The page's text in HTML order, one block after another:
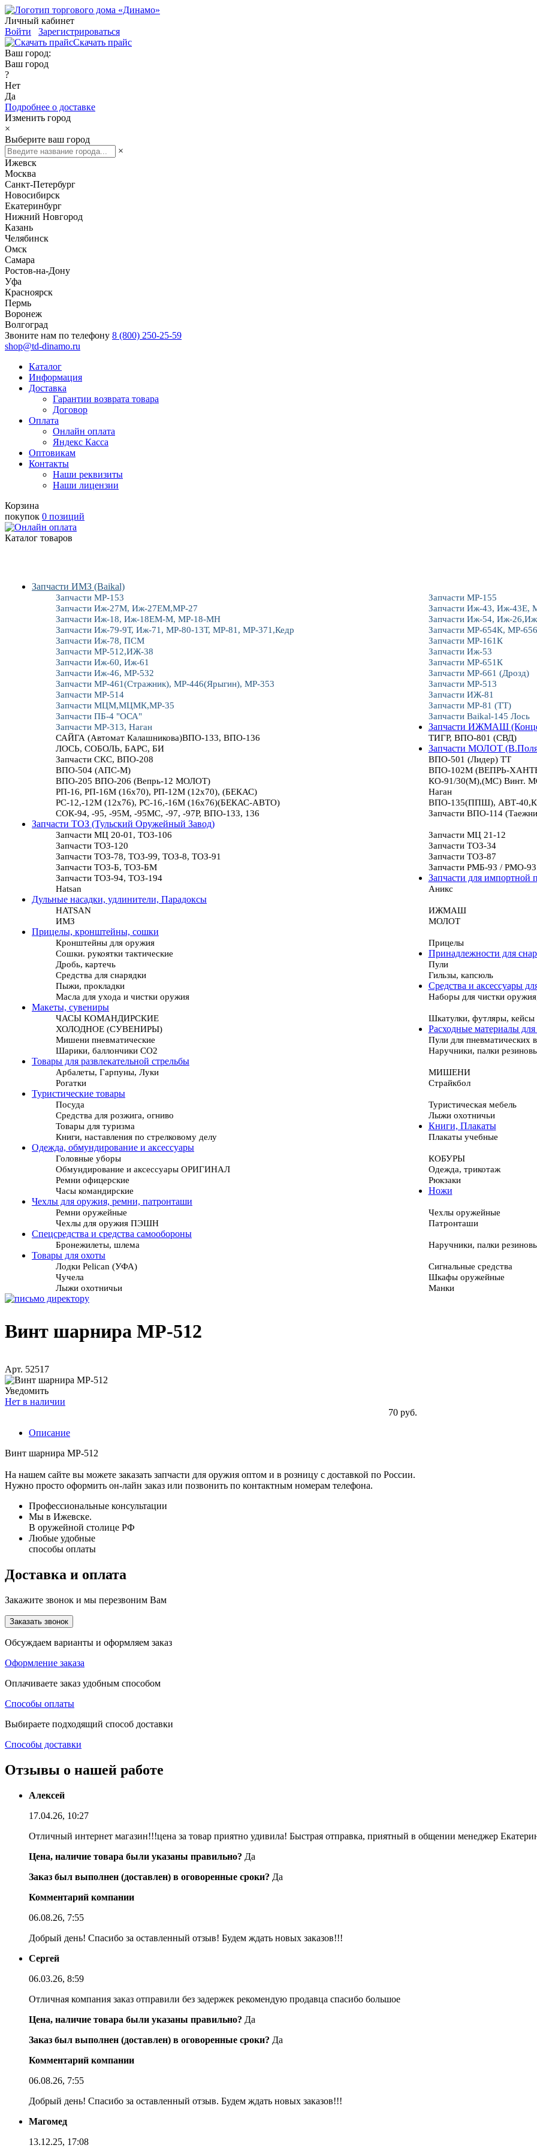
Личный кабинет
Войти
Зарегистрироваться
Скачать прайс
Ваш город:
Ваш город
?
Нет
Да
Подробнее о доставке
Изменить город
×
Выберите ваш город
×
Ижевск
Москва
Санкт-Петербург
Новосибирск
Екатеринбург
Нижний Новгород
Казань
Челябинск
Омск
Самара
Ростов-на-Дону
Уфа
Красноярск
Пермь
Воронеж
Волгоград
Звоните нам по телефону 8 (800) 250-25-59
shop@td-dinamo.ru
Каталог
Информация
Доставка
Гарантии возврата товара
Договор
Оплата
Онлайн оплата
Яндекс Касса
Оптовикам
Контакты
Наши реквизиты
Наши лицензии
Корзина
покупок 0 позиций
Каталог товаров
Запчасти ИМЗ (Baikal)
Запчасти МР-153
Запчасти МР-155
Запчасти Иж-27М, Иж-27ЕМ,МР-27
Запчасти Иж-43, Иж-43Е,
Запчасти Иж-18, Иж-18ЕМ-М, МР-18-МН
Запчасти Иж-54, Иж-
Запчасти Иж-79-9Т, Иж-71, МР-80-13Т, МР-81, МР-371,Кедр
Запчасти МР-654К, МР-
Запчасти Иж-78, ПСМ
Запчасти МР-161К
Запчасти МР-512,ИЖ-38
Запчасти Иж-53
Запчасти Иж-60, Иж-61
Запчасти МР-651К
Запчасти Иж-46, МР-532
Запчасти МР-661 (Дрозд)
Запчасти МР-461(Стражник), МР-446(Ярыгин), МР-353
Запчасти МР-513
Запчасти МР-514
Запчасти ИЖ-81
Запчасти МЦМ,МЦМК,МР-35
Запчасти МР-81 (ТТ)
Запчасти ПБ-4 "ОСА"
Запчасти Baikal-145 Лось
Запчасти МР-313, Наган
Запчасти ИЖМАШ
САЙГА (Автомат Калашникова)ВПО-133, ВПО-136
ТИГР, ВПО-801 (СВД)
ЛОСЬ, СОБОЛЬ, БАРС, БИ
Запчасти МОЛОТ
Запчасти СКС, ВПО-208
ВПО-501 (Лидер) ТТ
ВПО-504 (АПС-М)
ВПО-102М (ВЕПРЬ-
ВПО-205 ВПО-206 (Вепрь-12 МОЛОТ)
КО-91/30(М),(МС) Винт.
РП-16, РП-16М (16х70), РП-12М (12х70), (БЕКАС)
Наган
РС-12,-12М (12х76), РС-16,-16М (16х76)(БЕКАС-АВТО)
ВПО-135(ППШ), АВТ-
СОК-94, -95, -95М, -95МС, -97, -97Р, ВПО-133, 136
Запчасти ВПО-114
Запчасти ТОЗ (Тульский Оружейный Завод)
Запчасти МЦ 20-01, ТОЗ-106
Запчасти МЦ 21-12
Запчасти ТОЗ-120
Запчасти ТОЗ-34
Запчасти ТОЗ-78, ТОЗ-99, ТОЗ-8, ТОЗ-91
Запчасти ТОЗ-87
Запчасти ТОЗ-Б, ТОЗ-БМ
Запчасти РМБ-93 / РМО-93
Запчасти ТОЗ-94, ТОЗ-194
Запчасти для импортной
Hatsan
Аникс
Дульные насадки, удлинители, Парадоксы
HATSAN
ИЖМАШ
ИМЗ
МОЛОТ
Прицелы, кронштейны, сошки
Кронштейны для оружия
Прицелы
Сошки. рукоятки тактические
Принадлежности для
Дробь, картечь
Пули
Средства для снарядки
Гильзы, капсюль
Пыжи, прокладки
Средства и аксессуары
Масла для ухода и чистки оружия
Наборы для чистки
Макеты, сувениры
ЧАСЫ КОМАНДИРСКИЕ
Шкатулки, футляры, кейсы
ХОЛОДНОЕ (СУВЕНИРЫ)
Расходные материалы
Мишени пневматические
Пули для пневматических
Шарики, баллончики СО2
Наручники, палки
Товары для развлекательной стрельбы
Арбалеты, Гарпуны, Луки
МИШЕНИ
Рогатки
Страйкбол
Туристические товары
Посуда
Туристическая мебель
Средства для розжига, огниво
Лыжи охотничьи
Товары для туризма
Книги, Плакаты
Книги, наставления по стрелковому делу
Плакаты учебные
Одежда, обмундирование и аксессуары
Головные уборы
КОБУРЫ
Обмундирование и аксессуары ОРИГИНАЛ
Одежда, трикотаж
Ремни офицерские
Рюкзаки
Часы командирские
Ножи
Чехлы для оружия, ремни, патронташи
Ремни оружейные
Чехлы оружейные
Чехлы для оружия ПЭШН
Патронташи
Спецсредства и средства самообороны
Бронежилеты, шлема
Наручники, палки
Товары для охоты
Лодки Pelican (УФА)
Сигнальные средства
Чучела
Шкафы оружейные
Лыжи охотничьи
Манки
Винт шарнира МР-512
Арт. 52517
Уведомить
Нет в наличии
70 руб.
Описание
Винт шарнира МР-512
На нашем сайте вы можете заказать запчасти для оружия оптом и в розницу с доставкой по России.
Нужно просто оформить он-лайн заказ или позвонить по контактным номерам телефона.
Профессиональные консультации
Мы в Ижевске.
В оружейной столице РФ
Любые удобные
способы оплаты
Доставка и оплата
Закажите звонок и мы перезвоним Вам
Заказать звонок
Обсуждаем варианты и оформляем заказ
Оформление заказа
Оплачиваете заказ удобным способом
Способы оплаты
Выбираете подходящий способ доставки
Способы доставки
Отзывы о нашей работе
Алексей
17.04.26, 10:27
Отличный интернет магазин!!!цена за товар приятно удивила! Быстрая отправка, приятный в общении менеджер
Цена, наличие товара были указаны правильно? Да
Заказ был выполнен (доставлен) в оговоренные сроки? Да
Комментарий компании
06.08.26, 7:55
Добрый день! Спасибо за оставленный отзыв! Будем ждать новых заказов!!!
Сергей
06.03.26, 8:59
Отличная компания заказ отправили без задержек рекомендую продавца спасибо большое
Цена, наличие товара были указаны правильно? Да
Заказ был выполнен (доставлен) в оговоренные сроки? Да
Комментарий компании
06.08.26, 7:55
Добрый день! Спасибо за оставленный отзыв. Будем ждать новых заказов!!!
Магомед
13.12.25, 17:08